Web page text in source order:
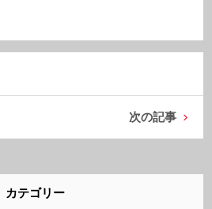
次の記事
カテゴリー